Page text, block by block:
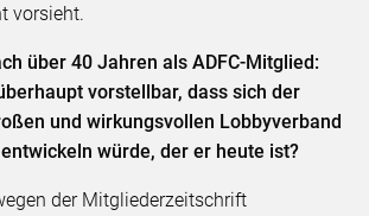
vorsieht.
über 40 Jahren als ADFC-Mitglied:
vorstellbar, dass sich der
und wirkungsvollen Lobbyverband
würde, der er heute ist?
der Mitgliederzeitschrift